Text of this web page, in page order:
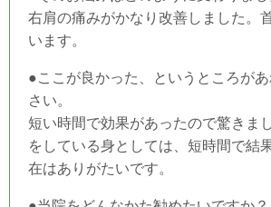
右肩の痛みがかなり改善しました。
います。
●ここが良かった、というところが
さい。
短い時間で効果があったので驚きま
をしている身としては、短時間で結
在はありがたいです。